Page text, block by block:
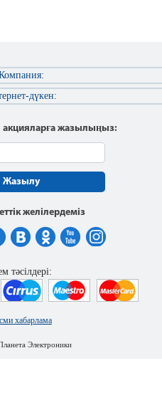
дүкен:
акцияларға жазылыңыз:
Жазылу
желілердеміз
хабарлама
Электроники
тәсілдері: